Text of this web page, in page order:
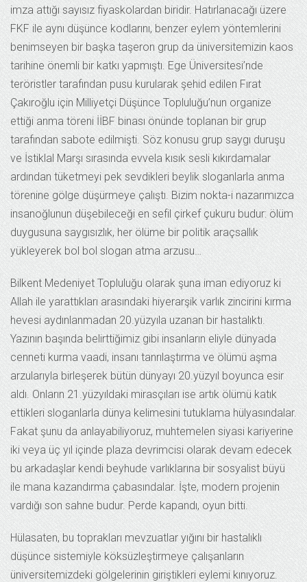
imza attığı sayısız fiyaskolardan biridir. Hatırlanacağı üzere
FKF ile aynı düşünce kodlarını, benzer eylem yöntemlerini
benimseyen bir başka taşeron grup da üniversitemizin kaos
tarihine önemli bir katkı yapmıştı. Ege Üniversitesi’nde
teröristler tarafından pusu kurularak şehid edilen Fırat
Çakıroğlu için Milliyetçi Düşünce Topluluğu’nun organize
ettiği anma töreni İİBF binası önünde toplanan bir grup
tarafından sabote edilmişti. Söz konusu grup saygı duruşu
ve İstiklal Marşı sırasında evvela kısık sesli kıkırdamalar
ardından tüketmeyi pek sevdikleri beylik sloganlarla anma
törenine gölge düşürmeye çalıştı. Bizim nokta-i nazarımızca
insanoğlunun düşebileceği en sefil çirkef çukuru budur: ölüm
duygusuna saygısızlık, her ölüme bir politik araçsallık
yükleyerek bol bol slogan atma arzusu…
Bilkent Medeniyet Topluluğu olarak şuna iman ediyoruz ki
Allah ile yarattıkları arasındaki hiyerarşik varlık zincirini kırma
hevesi aydınlanmadan 20.yüzyıla uzanan bir hastalıktı.
Yazının başında belirttiğimiz gibi insanların eliyle dünyada
cenneti kurma vaadi, insanı tanrılaştırma ve ölümü aşma
arzularıyla birleşerek bütün dünyayı 20.yüzyıl boyunca esir
aldı. Onların 21.yüzyıldaki mirasçıları ise artık ölümü katık
ettikleri sloganlarla dünya kelimesini tutuklama hülyasındalar.
Fakat şunu da anlayabiliyoruz, muhtemelen siyasi kariyerine
iki veya üç yıl içinde plaza devrimcisi olarak devam edecek
bu arkadaşlar kendi beyhude varlıklarına bir sosyalist büyü
ile mana kazandırma çabasındalar. İşte, modern projenin
vardığı son sahne budur. Perde kapandı, oyun bitti.
Hülasaten, bu toprakları mevzuatlar yığını bir hastalıklı
düşünce sistemiyle köksüzleştirmeye çalışanların
üniversitemizdeki gölgelerinin giriştikleri eylemi kınıyoruz.